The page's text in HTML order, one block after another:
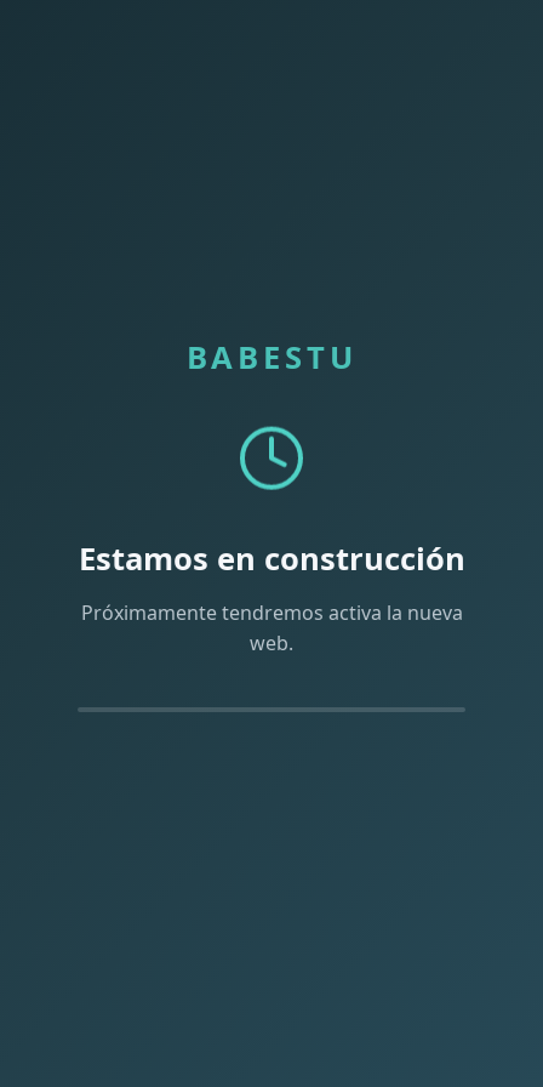
BABESTU
Estamos en construcción
Próximamente tendremos activa la nueva
web.